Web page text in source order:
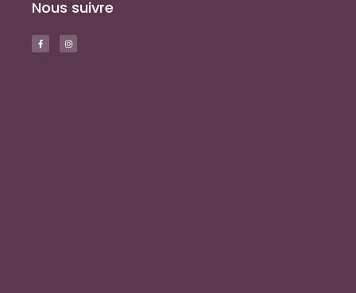
Nous suivre